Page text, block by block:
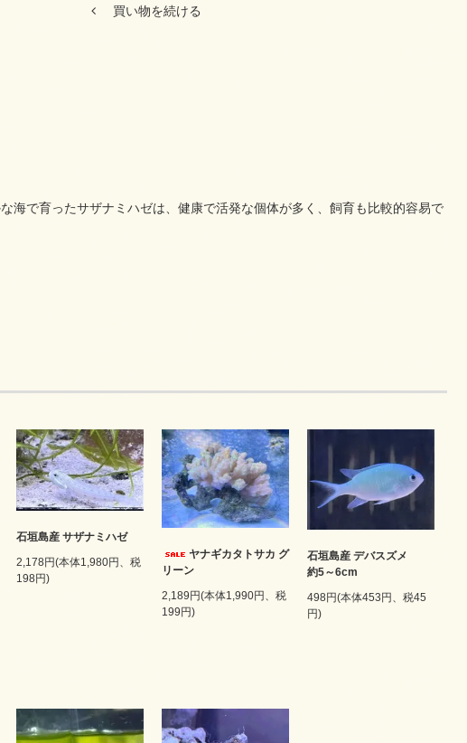
買い物を続ける
海で育ったサザナミハゼは、健康で活発な個体が多く、飼育も比較的容易で
石垣島産 サザナミハゼ
2,178円(本体1,980円、税
198円)
ヤナギカタトサカ グ
リーン
2,189円(本体1,990円、税
199円)
石垣島産 デバスズメ
約5～6cm
498円(本体453円、税45
円)